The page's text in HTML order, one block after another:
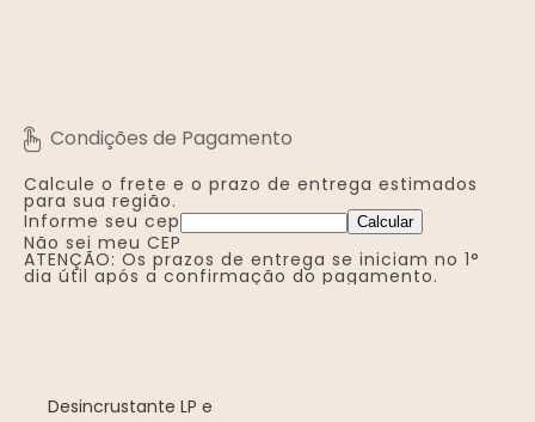
Calcule o frete e o prazo de entrega estimados
para sua região.
Informe seu cep
Calcular
Não sei meu CEP
ATENÇÃO: Os prazos de entrega se iniciam no 1°
dia útil após a confirmação do pagamento.
Desincrustante LP e